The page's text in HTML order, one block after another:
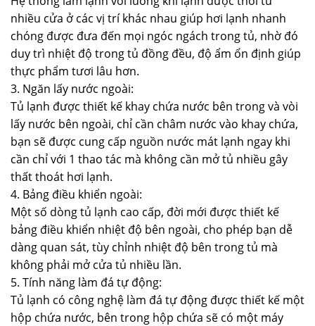
nhiều cửa ở các vị trí khác nhau giúp hơi lạnh nhanh
chóng được đưa đến mọi ngóc ngách trong tủ, nhờ đó
duy trì nhiệt độ trong tủ đồng đều, độ ẩm ổn định giúp
thực phẩm tươi lâu hơn.
3. Ngăn lấy nước ngoài:
Tủ lạnh được thiết kế khay chứa nước bên trong và vòi
lấy nước bên ngoài, chỉ cần châm nước vào khay chứa,
bạn sẽ được cung cấp nguồn nước mát lạnh ngay khi
cần chỉ với 1 thao tác mà không cần mở tủ nhiều gây
thất thoát hơi lạnh.
4. Bảng điều khiển ngoài:
Một số dòng tủ lạnh cao cấp, đời mới được thiết kế
bảng điều khiển nhiệt độ bên ngoài, cho phép bạn dễ
dàng quan sát, tùy chỉnh nhiệt độ bên trong tủ mà
không phải mở cửa tủ nhiều lần.
5. Tính năng làm đá tự động:
Tủ lạnh có công nghệ làm đá tự động được thiết kế một
hộp chứa nước, bên trong hộp chứa sẽ có một máy